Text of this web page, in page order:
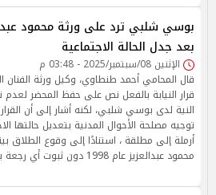
بوسي شلبي ترد على ورثة محمود
بعد جدل الحالة الاجتماعية
الإثنين 08/سبتمبر/2025 - 03:48 م
قال المحامي أحمد طنطاوي، وكيل ورثة الفنان
قرار النيابة بالفعل نص على حفظ المحضر لعدم
النية لدى بوسي شلبي، لكنه أشار إلى أن
توجيه مصلحة الأحوال المدنية بتعديل حالتها
أرملة إلى مطلقة ، استنادًا إلى وقوع الطلاق
محمود عبدالعزيز عام 1998 دون ثبوت أي رجعة بعده.